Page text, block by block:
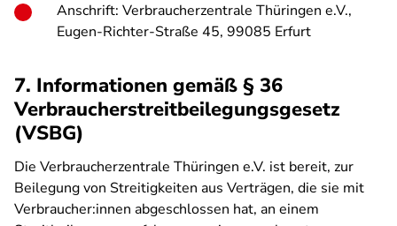
Anschrift: Verbraucherzentrale Thüringen e.V.,
Eugen-Richter-Straße 45, 99085 Erfurt
7. Informationen gemäß § 36
Verbraucherstreitbeilegungsgesetz
(VSBG)
Die Verbraucherzentrale Thüringen e.V. ist bereit, zur
Beilegung von Streitigkeiten aus Verträgen, die sie mit
Verbraucher:innen abgeschlossen hat, an einem